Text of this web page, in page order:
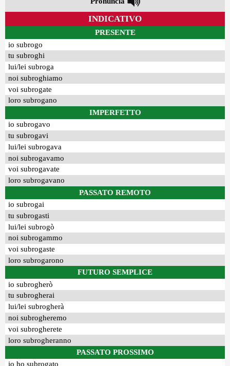
INDICATIVO
PRESENTE
io subrogo
tu subroghi
lui/lei subroga
noi subroghiamo
voi subrogate
loro subrogano
IMPERFETTO
io subrogavo
tu subrogavi
lui/lei subrogava
noi subrogavamo
voi subrogavate
loro subrogavano
PASSATO REMOTO
io subrogai
tu subrogasti
lui/lei subrogò
noi subrogammo
voi subrogaste
loro subrogarono
FUTURO SEMPLICE
io subrogherò
tu subrogherai
lui/lei subrogherà
noi subrogheremo
voi subrogherete
loro subrogheranno
PASSATO PROSSIMO
io ho subrogato